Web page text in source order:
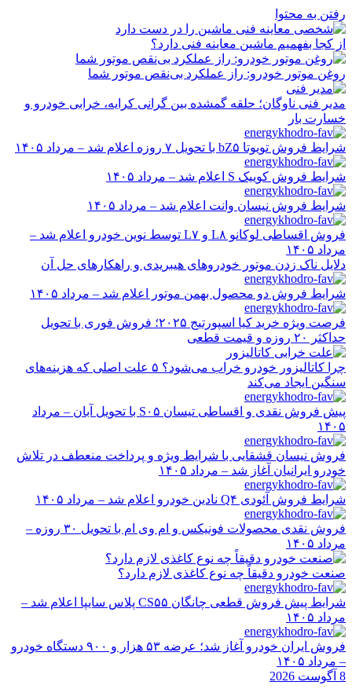
رفتن به محتوا
از کجا بفهمیم ماشین معاینه فنی دارد؟
روغن موتور خودرو: راز عملکرد بی‌نقص موتور شما
مدیر فنی ناوگان؛ حلقه گمشده بین گرانی کرایه، خرابی خودرو و
خسارت بار
شرایط فروش تویوتا bZ۵ با تحویل ۷ روزه اعلام شد – مرداد ۱۴۰۵
شرایط فروش کوییک S اعلام شد – مرداد ۱۴۰۵
شرایط فروش نیسان وانت اعلام شد – مرداد ۱۴۰۵
فروش اقساطی لوکانو L۸ و L۷ توسط نوین خودرو اعلام شد –
مرداد ۱۴۰۵
دلایل ناک زدن موتور خودروهای هیبریدی و راهکارهای حل آن
شرایط فروش دو محصول بهمن موتور اعلام شد – مرداد ۱۴۰۵
فرصت ویژه خرید کیا اسپورتیج ۲۰۲۵؛ فروش فوری با تحویل
حداکثر ۲۰ روزه و قیمت قطعی
چرا کاتالیزور خودرو خراب می‌شود؟ ۵ علت اصلی که هزینه‌های
سنگین ایجاد می‌کند
پیش فروش نقدی و اقساطی تیسان S۰۵ با تحویل آبان – مرداد
۱۴۰۵
فروش نیسان قشقایی با شرایط ویژه و پرداخت منعطف در تلاش
خودرو ایرانیان آغاز شد – مرداد ۱۴۰۵
شرایط فروش آئودی Q۴ نادین خودرو اعلام شد – مرداد ۱۴۰۵
فروش نقدی محصولات فونیکس و ام وی ام با تحویل ۳۰ روزه –
مرداد ۱۴۰۵
صنعت خودرو دقیقاً چه نوع کاغذی لازم دارد؟
شرایط پیش فروش قطعی چانگان CS۵۵ پلاس سایپا اعلام شد –
مرداد ۱۴۰۵
فروش ایران خودرو آغاز شد؛ عرضه ۵۳ هزار و ۹۰۰ دستگاه خودرو
– مرداد ۱۴۰۵
8 آگوست 2026